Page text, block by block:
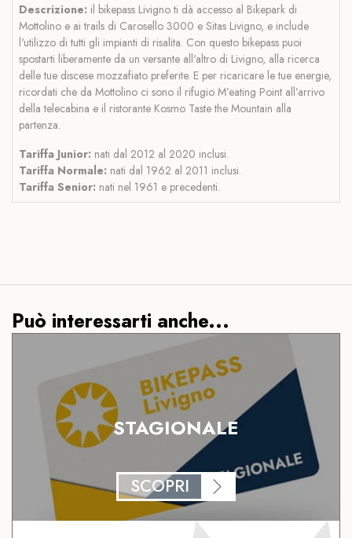
Descrizione: il bikepass Livigno ti dà accesso al Bikepark di
Mottolino e ai trails di Carosello 3000 e Sitas Livigno, e include
l'utilizzo di tutti gli impianti di risalita. Con questo bikepass puoi
spostarti liberamente da un versante all'altro di Livigno, alla ricerca
delle tue discese mozzafiato preferite. E per ricaricare le tue energie,
ricordati che da Mottolino ci sono il rifugio M’eating Point all’arrivo
della telecabina e il ristorante Kosmo Taste the Mountain alla
partenza.
Tariffa Junior: nati dal 2012 al 2020 inclusi.
Tariffa Normale: nati dal 1962 al 2011 inclusi.
Tariffa Senior: nati nel 1961 e precedenti.
Può interessarti anche...
STAGIONALE
SCOPRI